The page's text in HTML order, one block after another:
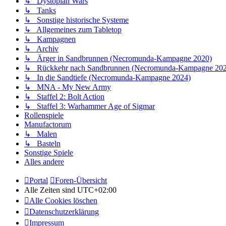
↳ Tanks
↳ Sonstige historische Systeme
↳ Allgemeines zum Tabletop
↳ Kampagnen
↳ Archiv
↳ Ärger in Sandbrunnen (Necromunda-Kampagne 2020)
↳ Rückkehr nach Sandbrunnen (Necromunda-Kampagne
↳ In die Sandtiefe (Necromunda-Kampagne 2024)
↳ MNA - My New Army
↳ Staffel 2: Bolt Action
↳ Staffel 3: Warhammer Age of Sigmar
Rollenspiele
Manufactorum
↳ Malen
↳ Basteln
Sonstige Spiele
Alles andere
Portal
Foren-Übersicht
Alle Zeiten sind UTC+02:00
Alle Cookies löschen
Datenschutzerklärung
Impressum